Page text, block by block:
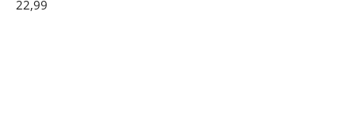
22,99